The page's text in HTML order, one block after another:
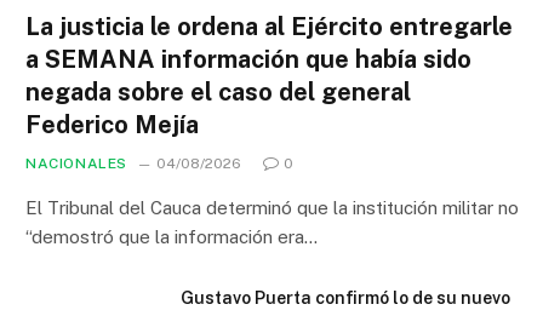
La justicia le ordena al Ejército entregarle
a SEMANA información que había sido
negada sobre el caso del general
Federico Mejía
NACIONALES 04/08/2026 0
El Tribunal del Cauca determinó que la institución militar no
“demostró que la información era…
Gustavo Puerta confirmó lo de su nuevo